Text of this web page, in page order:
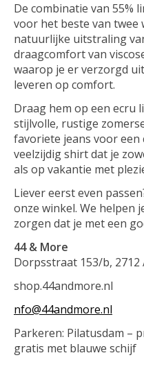
De combinatie van 55%
voor het beste van twee
natuurlijke uitstraling
draagcomfort van
waarop je er verzorgd
leveren op comfort.
Draag hem op een ecru
stijlvolle, rustige
favoriete jeans voor een
veelzijdig shirt dat je
als op vakantie met
Liever eerst even
onze winkel. We helpen
zorgen dat je met een
44 & More
Dorpsstraat 153/b, 2712
shop.44andmore.nl
nfo@44andmore.nl
Parkeren: Pilatusdam –
gratis met blauwe schijf